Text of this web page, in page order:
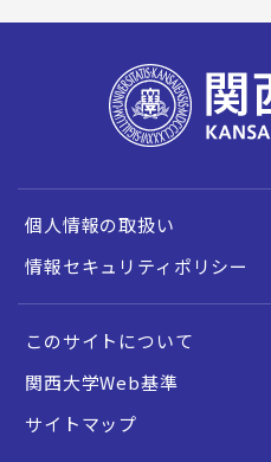
個人情報の取扱い
情報セキュリティポリシー
このサイトについて
関西大学Web基準
サイトマップ